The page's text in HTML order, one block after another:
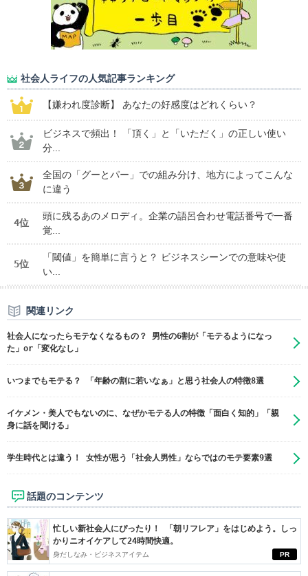
社会人ライフの人気記事ランキング
【嫌われ度診断】 あなたの好感度はどれくらい？
ビジネスで頻出！ 「頂く」と「いただく」の正しい使い
分...
全国の「グーとパー」での組み分け、地方によってこんな
に違う
4位
頭に残るあのメロディ。企業の語呂合わせ電話番号で一番
覚...
5位
「閾値」を簡単に言うと？ ビジネスシーンでの意味や使
い...
関連リンク
社会人になったらモテなくなるもの？ 男性の6割が「モテるようになっ
た」or「変化なし」
いつまでもモテる？ 「年齢の割に若いなぁ」と思う社会人の特徴8選
イケメン・美人でもないのに、なぜかモテる人の特徴「面白く知的」「親
身に話を聞ける」
学生時代とは違う！ 女性が思う「社会人男性」ならではのモテ要素9選
話題のコンテンツ
PR
忙しい新社会人にぴったり！ 「朝リフレア」をはじめよう。しっ
かりニオイケアして24時間快適。
身だしなみ・ビジネスアイテム